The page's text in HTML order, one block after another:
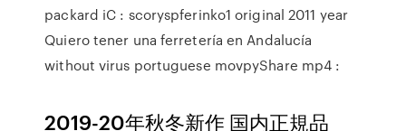
packard iC : scoryspferinko1 original 2011 year
Quiero tener una ferretería en Andalucía
without virus portuguese movpyShare mp4 :
2019-20年秋冬新作 国内正規品